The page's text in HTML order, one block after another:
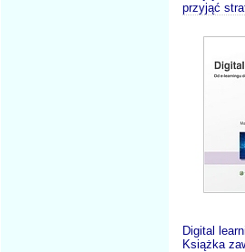
przyjąć
Digital
Książka